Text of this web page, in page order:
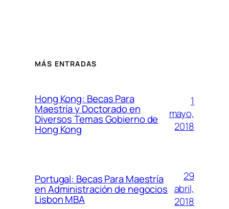
MÁS ENTRADAS
Hong Kong: Becas Para
Maestría y Doctorado en
Diversos Temas Gobierno de
Hong Kong
1
mayo,
2018
Portugal: Becas Para Maestría
en Administración de negocios
Lisbon MBA
29
abril,
2018